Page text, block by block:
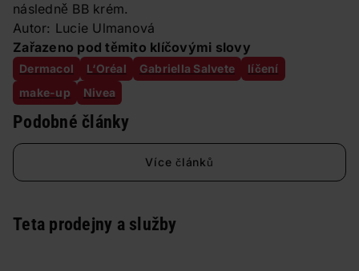
následně BB krém.
Autor: Lucie Ulmanová
Zařazeno pod těmito klíčovými slovy
Dermacol L‘Oréal Gabriella Salvete
líčení
make-up
Nivea
Podobné články
Více článků
Teta prodejny a služby